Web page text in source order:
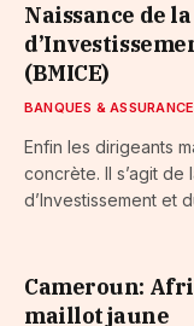
Naissance de
(BMICE)
BANQUES &
Enfin les dirigeants
concrète. Il s’agit
d’Investissement et
Cameroun:
maillot jaune